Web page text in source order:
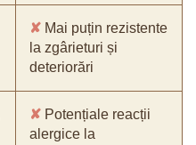
✘ Mai puțin rezistente
la zgârieturi și
deteriorări
✘ Potențiale reacții
alergice la